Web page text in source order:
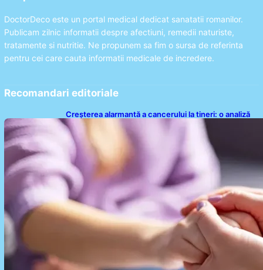
DoctorDeco este un portal medical dedicat sanatatii romanilor.
Publicam zilnic informatii despre afectiuni, remedii naturiste,
tratamente si nutritie. Ne propunem sa fim o sursa de referinta
pentru cei care cauta informatii medicale de incredere.
Recomandari editoriale
Creșterea alarmantă a cancerului la tineri: o analiză
detaliată a tendințelor globale